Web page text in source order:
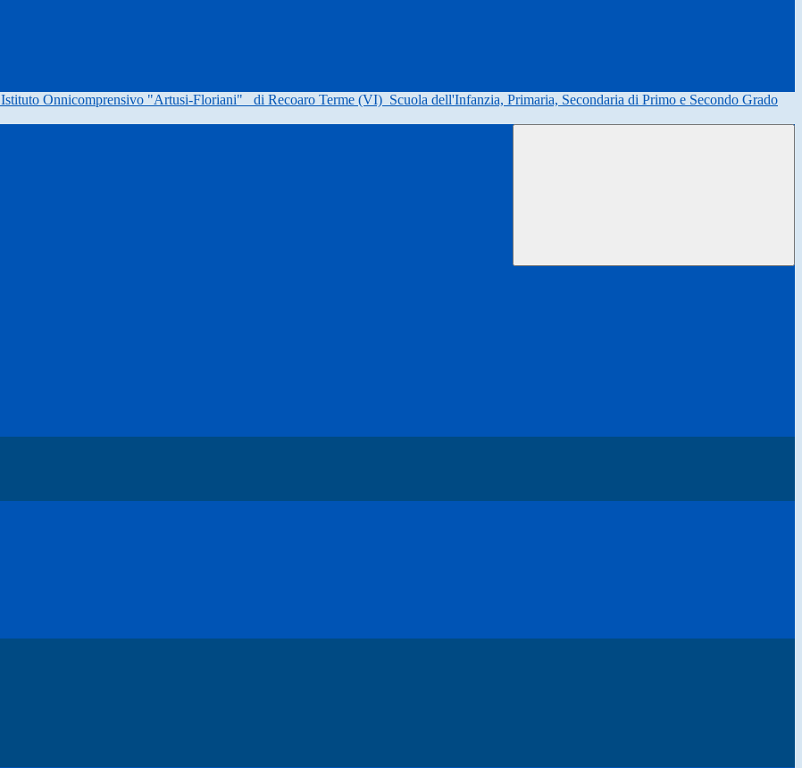
Istituto Onnicomprensivo "Artusi-Floriani" di Recoaro Terme (VI) Scuola dell'Infanzia, Primaria, Secondaria di Primo e Secondo Grado